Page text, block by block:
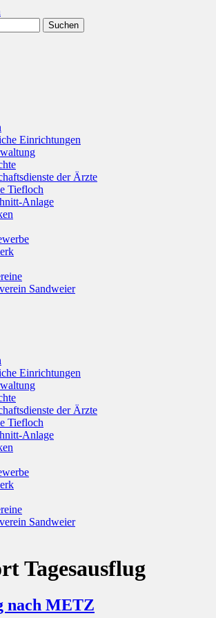
Einrichtungen
der Ärzte
Tiefloch
Anlage
Sandweier
Einrichtungen
der Ärzte
Tiefloch
Anlage
Sandweier
Tagesausflug
nach METZ